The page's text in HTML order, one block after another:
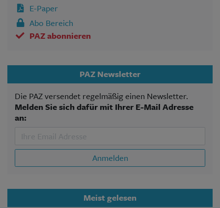
E-Paper
Abo Bereich
PAZ abonnieren
PAZ Newsletter
Die PAZ versendet regelmäßig einen Newsletter.
Melden Sie sich dafür mit Ihrer E-Mail Adresse
an:
Anmelden
Meist gelesen